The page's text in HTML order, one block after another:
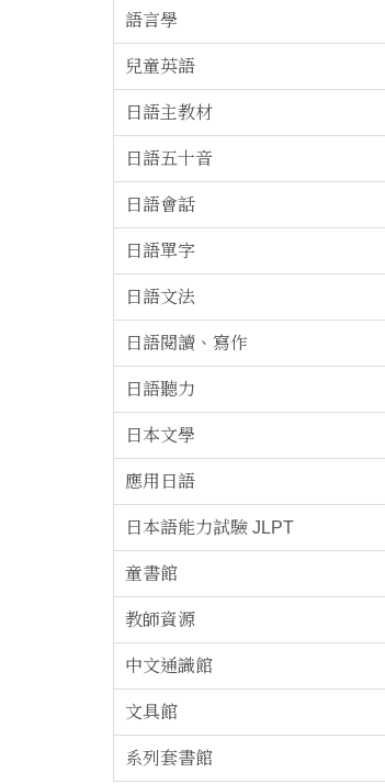
語言學
兒童英語
日語主教材
日語五十音
日語會話
日語單字
日語文法
日語閱讀、寫作
日語聽力
日本文學
應用日語
日本語能力試驗 JLPT
童書館
教師資源
中文通識館
文具館
系列套書館